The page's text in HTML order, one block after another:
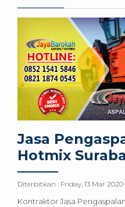
Jasa
Hotmix
Diterbitkan : Friday, 13 Mar 2020
Kontraktor Jasa